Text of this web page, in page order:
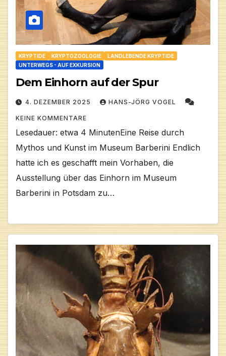
KRYPTIDE KRYPTOZOOLOGIE
LANDLEBENDE KRYPTIDE
UNTERWEGS - AUF EXKURSION
Dem Einhorn auf der Spur
4. DEZEMBER 2025 HANS-JÖRG VOGEL
KEINE KOMMENTARE
Lesedauer: etwa 4 MinutenEine Reise durch
Mythos und Kunst im Museum Barberini Endlich
hatte ich es geschafft mein Vorhaben, die
Ausstellung über das Einhorn im Museum
Barberini in Potsdam zu…